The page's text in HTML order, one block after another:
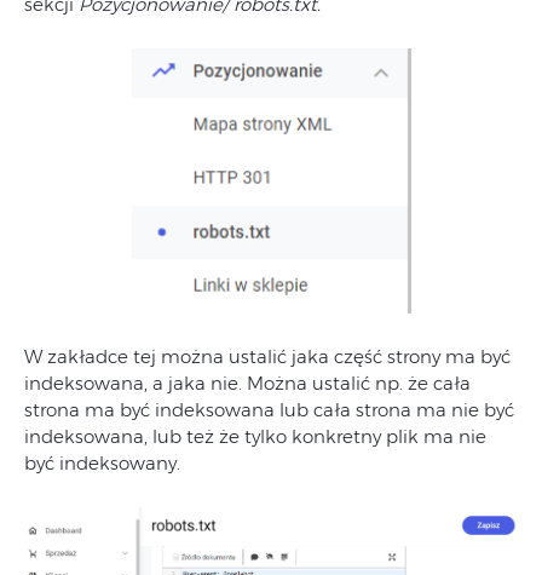
W zakładce tej można ustalić jaka część strony ma być
indeksowana, a jaka nie. Można ustalić np. że cała
strona ma być indeksowana lub cała strona ma nie być
indeksowana, lub też że tylko konkretny plik ma nie
być indeksowany.